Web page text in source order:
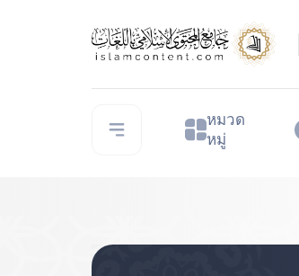
หมวด
หมู่